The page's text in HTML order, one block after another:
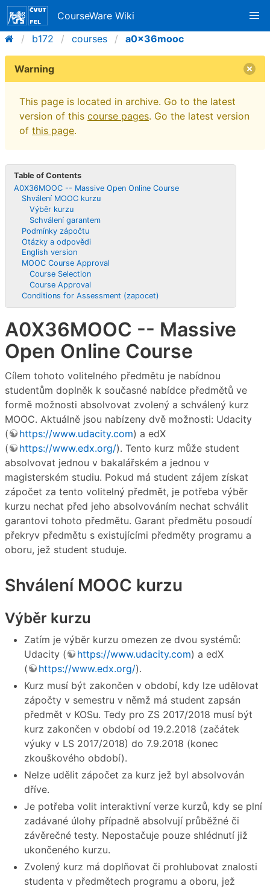
CourseWare Wiki
b172
courses a0x36mooc
Warning
This page is located in archive. Go to the latest
version of this course pages. Go the latest version
of this page.
Table of Contents
A0X36MOOC -- Massive Open Online Course
Shválení MOOC kurzu
Výběr kurzu
Schválení garantem
Podmínky zápočtu
Otázky a odpovědi
English version
MOOC Course Approval
Course Selection
Course Approval
Conditions for Assessment (zapocet)
A0X36MOOC -- Massive
Open Online Course
Cílem tohoto volitelného předmětu je nabídnou
studentům doplněk k současné nabídce předmětů ve
formě možnosti absolvovat zvolený a schválený kurz
MOOC. Aktuálně jsou nabízeny dvě možnosti: Udacity
(
https://www.udacity.com) a edX
(
https://www.edx.org/). Tento kurz může student
absolvovat jednou v bakalářském a jednou v
magisterském studiu. Pokud má student zájem získat
zápočet za tento volitelný předmět, je potřeba výběr
kurzu nechat před jeho absolvováním nechat schválit
garantovi tohoto předmětu. Garant předmětu posoudí
překryv předmětu s existujícími předměty programu a
oboru, jež student studuje.
Shválení MOOC kurzu
Výběr kurzu
Zatím je výběr kurzu omezen ze dvou systémů:
Udacity (
https://www.udacity.com) a edX
(
https://www.edx.org/).
Kurz musí být zakončen v období, kdy lze udělovat
zápočty v semestru v němž má student zapsán
předmět v KOSu. Tedy pro ZS 2017/2018 musí být
kurz zakončen v období od 19.2.2018 (začátek
výuky v LS 2017/2018) do 7.9.2018 (konec
zkouškového období).
Nelze udělit zápočet za kurz jež byl absolvován
dříve.
Je potřeba volit interaktivní verze kurzů, kdy se plní
zadávané úlohy případně absolvují průběžné či
závěrečné testy. Nepostačuje pouze shlédnutí již
ukončeného kurzu.
Zvolený kurz má doplňovat či prohlubovat znalosti
studenta v předmětech programu a oboru, jež